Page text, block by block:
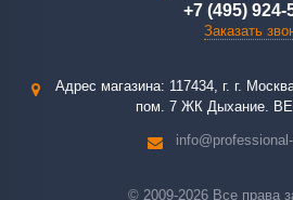
+7 (495) 924-
Заказать
Адрес магазина: 117434, г. г.
пом. 7 ЖК Дыхание.
© 2009-2026 Все права